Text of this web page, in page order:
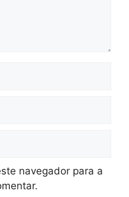
navegador para a